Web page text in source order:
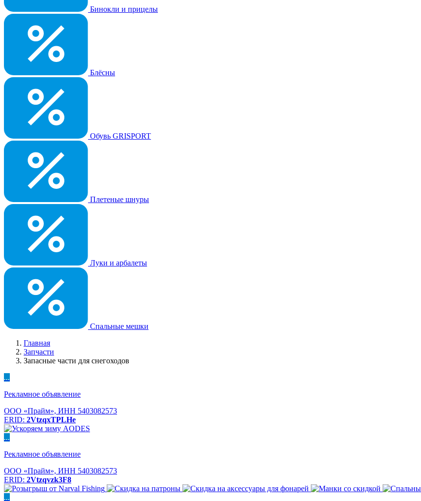
Бинокли и прицелы
Блёсны
Обувь GRISPORT
Плетеные шнуры
Луки и арбалеты
Спальные мешки
Главная
Запчасти
Запасные части для снегоходов
...
Рекламное объявление
ООО «Прайм», ИНН 5403082573
ERID: 2VtzqxTPLHe
...
Рекламное объявление
ООО «Прайм», ИНН 5403082573
ERID: 2Vtzqvzk3F8
...